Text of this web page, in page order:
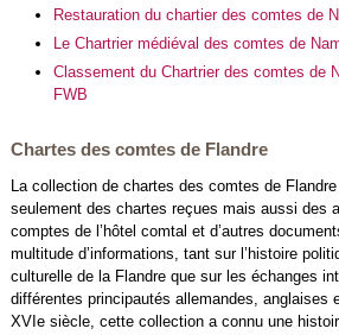
Restauration du chartier des comtes de
Le Chartrier médiéval des comtes de
Classement du Chartrier des comtes de
FWB
Chartes des comtes de Flandre
La collection de chartes des comtes de
seulement des chartes reçues mais aussi des
comptes de l’hôtel comtal et d’autres
multitude d’informations, tant sur l’histoire
culturelle de la Flandre que sur les échanges
différentes principautés allemandes, anglaises
XVIe siècle, cette collection a connu une